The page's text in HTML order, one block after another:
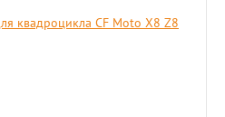
квадроцикла CF Moto X8 Z8